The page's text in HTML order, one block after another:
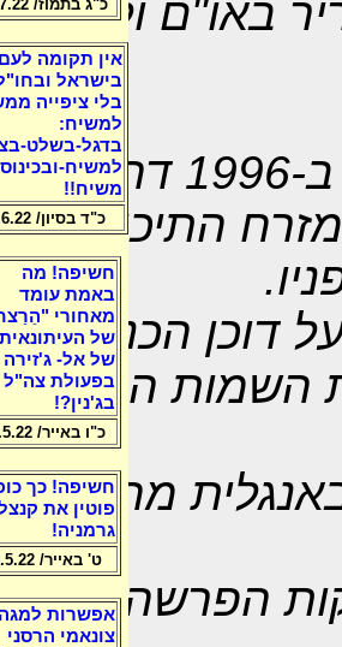
באו"ם ולאחר
עת נבחר לראש
התיכון
דוכן הכנסת
השמות הרבים
הפרשה
כ"ג בתמוז/ 22.7.22
אין תקומה לעם
בישראל
בלי ציפייה
למשיח:
בדגל-בשלט-
למשיח-
משיח!!
כ"ד בסיון/ 23.6.22
חשיפה! מה
באמת עומד
מאחורי
של העיתונאית
של אל- ג'זירה
בפעולת צה"ל
בג'נין?!
כ"ו באייר/ 27.5.22
חשיפה! כך
פוטין את
גרמניה!
ט' באייר/ 10.5.22
אפשרות למגה
צונאמי הרסני